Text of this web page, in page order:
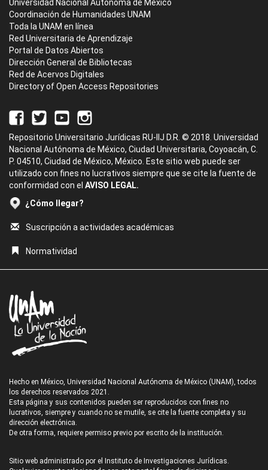
Universidad Nacional Autónoma de México
Coordinación de Humanidades UNAM
Toda la UNAM en línea
Red Universitaria de Aprendizaje
Portal de Datos Abiertos
Dirección General de Bibliotecas
Red de Acervos Digitales
Directory of Open Access Repositories
Repositorio Universitario Jurídicas RU-IIJ D.R. © 2018. Universidad
Nacional Autónoma de México, Ciudad Universitaria, Coyoacán, C.
P. 04510, Ciudad de México, México. Este sitio web puede ser
utilizado con fines no lucrativos siempre que se cite la fuente de
conformidad con el AVISO LEGAL.
¿Cómo llegar?
Suscripción a actividades académicas
Normatividad
Hecho en México, Universidad Nacional Autónoma de México (UNAM), todos
los derechos reservados 2021.
Esta página y sus contenidos pueden ser reproducidos con fines no
lucrativos, siempre y cuando no se mutile, se cite la fuente completa y su
dirección electrónica.
De otra forma, requiere permiso previo por escrito de la institución.
Sitio web administrado por el Instituto de Investigaciones Jurídicas.